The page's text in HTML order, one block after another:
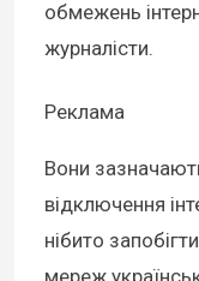
обмежень
журналісти.
Реклама
Вони
відключення
нібито
мереж